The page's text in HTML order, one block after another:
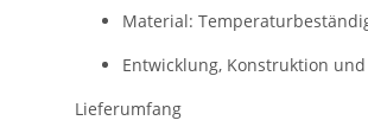
Material:
Entwicklung, Konstruktion
Lieferumfang